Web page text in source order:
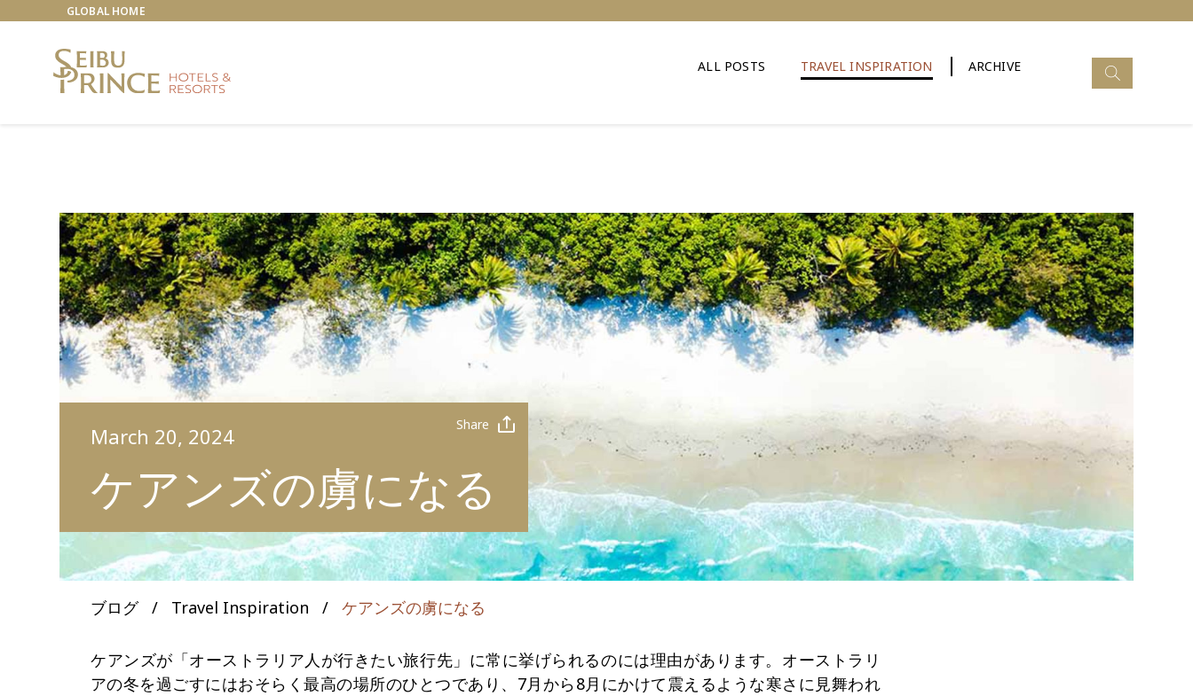
GLOBAL HOME
ALL POSTS TRAVEL INSPIRATION ARCHIVE
Share
March 20, 2024
ケアンズの虜になる
ブログ / Travel Inspiration / ケアンズの虜になる
ケアンズが「オーストラリア人が行きたい旅行先」に常に挙げられるのには理由があります。オーストラリ
アの冬を過ごすにはおそらく最高の場所のひとつであり、7月から8月にかけて震えるような寒さに見舞われ